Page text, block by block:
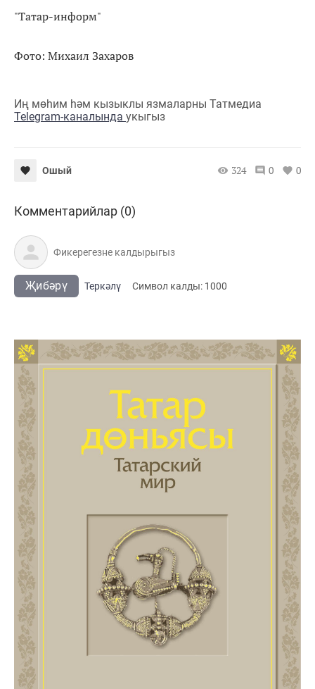
"Татар-информ"
Фото: Михаил Захаров
Иң мөһим һәм кызыклы язмаларны Татмедиа
Telegram-каналында укыгыз
Ошый 324 0 0
Комментарийлар (0)
Җибәрү Теркәлү Cимвол калды: 1000